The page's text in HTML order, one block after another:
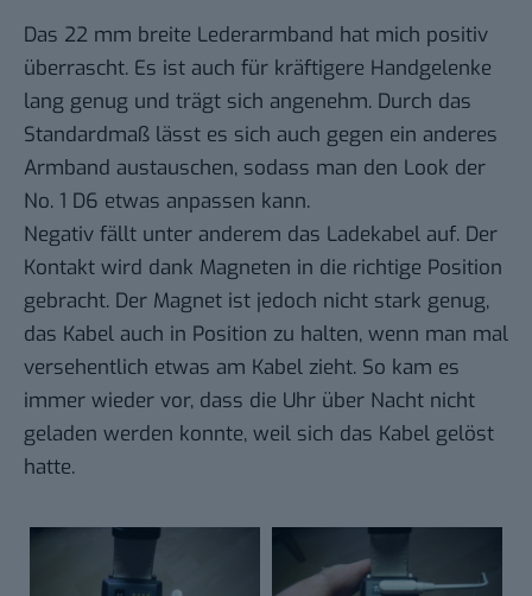
Das 22 mm breite Lederarmband hat mich positiv
überrascht. Es ist auch für kräftigere Handgelenke
lang genug und trägt sich angenehm. Durch das
Standardmaß lässt es sich auch gegen ein anderes
Armband austauschen, sodass man den Look der
No. 1 D6 etwas anpassen kann.
Negativ fällt unter anderem das Ladekabel auf. Der
Kontakt wird dank Magneten in die richtige Position
gebracht. Der Magnet ist jedoch nicht stark genug,
das Kabel auch in Position zu halten, wenn man mal
versehentlich etwas am Kabel zieht. So kam es
immer wieder vor, dass die Uhr über Nacht nicht
geladen werden konnte, weil sich das Kabel gelöst
hatte.